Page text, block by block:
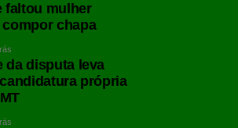
faltou mulher
chapa
da disputa leva
própria